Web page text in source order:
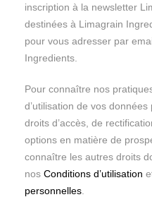
inscription à la newsletter
destinées à Limagrain
pour vous adresser par
Ingredients.
Pour connaître nos
d’utilisation de vos
droits d’accès, de
options en matière de
connaître les autres droits
nos Conditions d’utilisation
personnelles